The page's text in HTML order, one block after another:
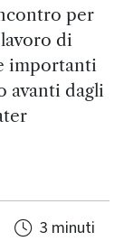
per
di
importanti
avanti dagli
3 minuti